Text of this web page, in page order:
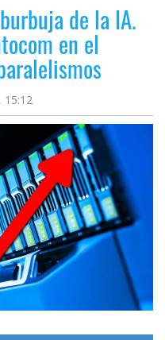
de la IA.
en el
15:12